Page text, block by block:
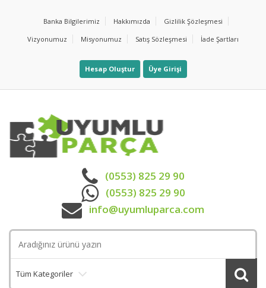
Banka Bilgilerimiz Hakkımızda
Gizlilik Şözleşmesi
Vizyonumuz
Misyonumuz Satış Sözleşmesi İade Şartları
Hesap Oluştur Üye Girişi
(0553) 825 29 90
(0553) 825 29 90
info@uyumluparca.com
Tüm Kategoriler